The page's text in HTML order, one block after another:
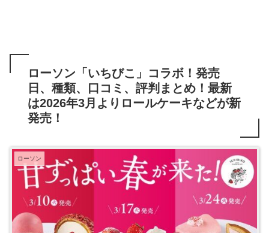
ローソン「いちびこ」コラボ！発売
日、種類、口コミ、評判まとめ！最新
は2026年3月よりロールケーキなどが新
発売！
ローソン